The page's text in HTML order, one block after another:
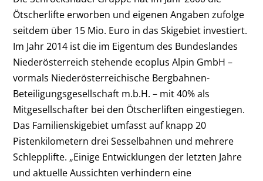
Ötscherlifte erworben und eigenen Angaben zufolge
seitdem über 15 Mio. Euro in das Skigebiet investiert.
Im Jahr 2014 ist die im Eigentum des Bundeslandes
Niederösterreich stehende ecoplus Alpin GmbH –
vormals Niederösterreichische Bergbahnen-
Beteiligungsgesellschaft m.b.H. – mit 40% als
Mitgesellschafter bei den Ötscherliften eingestiegen.
Das Familienskigebiet umfasst auf knapp 20
Pistenkilometern drei Sesselbahnen und mehrere
Schlepplifte. „Einige Entwicklungen der letzten Jahre
und aktuelle Aussichten verhindern eine